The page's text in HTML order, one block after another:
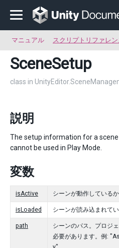
マニュアル スクリプトリファレン
SceneSetup
class in
説明
The setup information for a
cannot be used in Play Mode.
変数
isActive シーンが動作しているか
isLoaded シーンが読み込まれてい
path
シーンのパス。プロジ
必要があります。例: